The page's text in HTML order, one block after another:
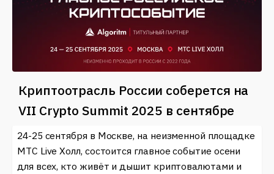
Криптоотрасль России соберется на
VII Crypto Summit 2025 в сентябре
24-25 сентября в Москве, на неизменной площадке
МТС Live Холл, состоится главное событие осени
для всех, кто живёт и дышит криптовалютами и